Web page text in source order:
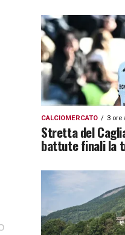
CALCIOMERCATO 3 ore
Stretta del
battute finali la